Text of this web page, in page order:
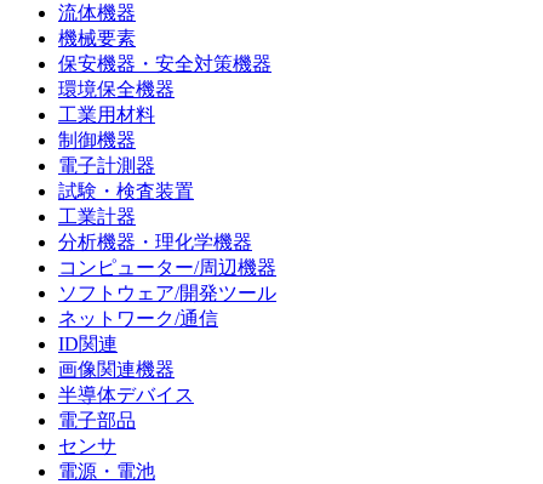
流体機器
機械要素
保安機器・安全対策機器
環境保全機器
工業用材料
制御機器
電子計測器
試験・検査装置
工業計器
分析機器・理化学機器
コンピューター/周辺機器
ソフトウェア/開発ツール
ネットワーク/通信
ID関連
画像関連機器
半導体デバイス
電子部品
センサ
電源・電池